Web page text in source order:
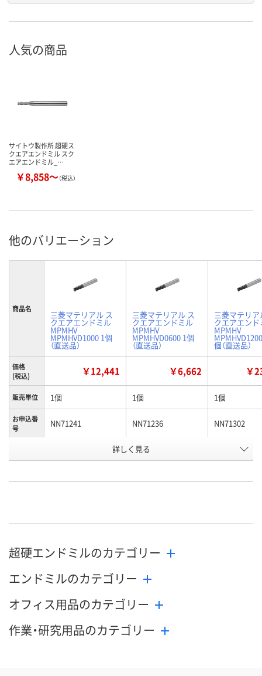
人気の商品
サイトウ製作所 超硬ス
クエアエンドミル スク
エアエンドミル_…
￥8,858～（税込）
他のバリエーション
商品名
三菱マテリアル ス
クエアエンドミル
MPMHV
MPMHVD1000 1個
（直送品）
三菱マテリアル ス
クエアエンドミル
MPMHV
MPMHVD0600 1個
（直送品）
三菱マテリア
クエアエンド
MPMHV
個（直送品）
価格
(税込)
￥12,441 ￥6,662 ￥
販売単位 1個 1個 1個
お申込番
号
NN71241 NN71236 NN71302
直送品
詳しく見る
超硬エンドミルのカテゴリー
エンドミルのカテゴリー
オフィス用品のカテゴリー
作業・研究用品のカテゴリー